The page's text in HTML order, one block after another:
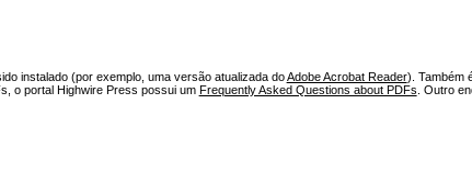
instalado (por exemplo, uma versão atualizada doAdobe Acrobat Reader). Também
o portal Highwire Press possui um Frequently Asked Questions about PDFs . Outro